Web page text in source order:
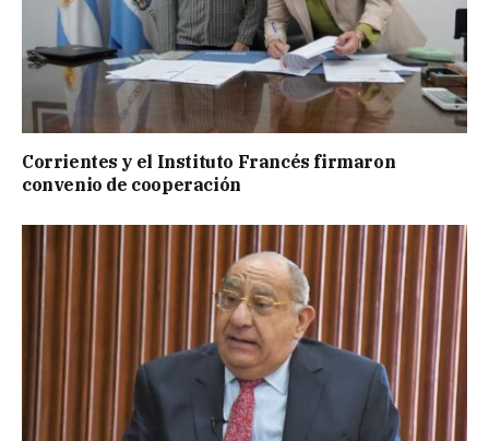
Corrientes y el Instituto Francés firmaron
convenio de cooperación